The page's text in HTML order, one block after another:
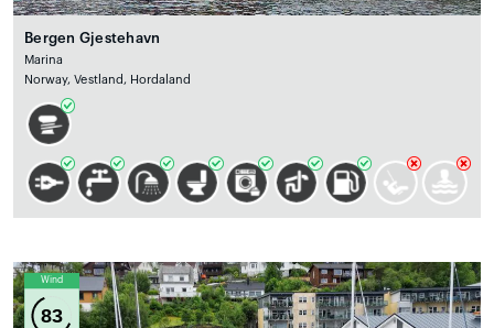
Bergen Gjestehavn
Marina
Norway, Vestland, Hordaland
Wind
83